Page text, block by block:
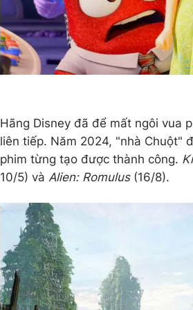
Hãng Disney đã để mất ngôi vua
liên tiếp. Năm 2024, "nhà Chuột"
phim từng tạo được thành công.
10/5) và Alien: Romulus (16/8).